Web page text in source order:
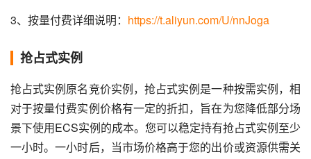
3、按量付费详细说明： https://t.aliyun.com/U/nnJoga
抢占式实例
抢占式实例原名竞价实例，抢占式实例是一种按需实例，相
对于按量付费实例价格有一定的折扣，旨在为您降低部分场
景下使用ECS实例的成本。您可以稳定持有抢占式实例至少
一小时。一小时后，当市场价格高于您的出价或资源供需关